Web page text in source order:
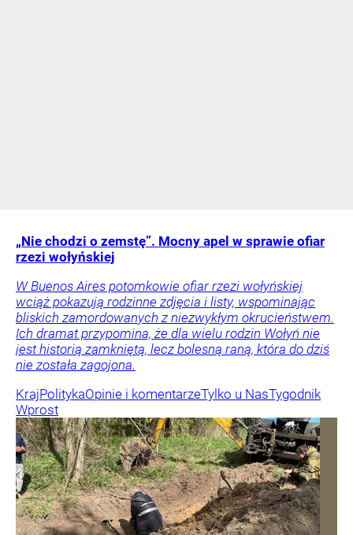
„Nie chodzi o zemstę”. Mocny apel w sprawie ofiar
rzezi wołyńskiej
W Buenos Aires potomkowie ofiar rzezi wołyńskiej
wciąż pokazują rodzinne zdjęcia i listy, wspominając
bliskich zamordowanych z niezwykłym okrucieństwem.
Ich dramat przypomina, że dla wielu rodzin Wołyń nie
jest historią zamkniętą, lecz bolesną raną, która do dziś
nie została zagojona.
KrajPolitykaOpinie i komentarzeTylko u NasTygodnik
Wprost